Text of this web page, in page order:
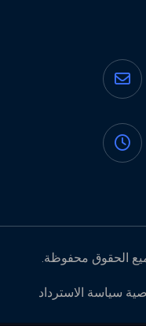
الحقوق محفوظة.
سياسة الاسترداد